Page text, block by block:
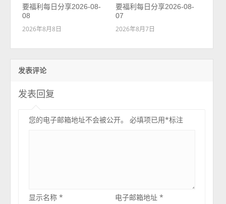
要福利每日分享2026-08-
08
2026年8月8日
要福利每日分享2026-08-
07
2026年8月7日
发表评论
发表回复
您的电子邮箱地址不会被公开。 必填项已用*标注
显示名称* 电子邮箱地址*